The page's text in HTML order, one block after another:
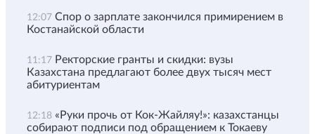
12:07 Спор о зарплате закончился примирением в
Костанайской области
11:17 Ректорские гранты и скидки: вузы
Казахстана предлагают более двух тысяч мест
абитуриентам
12:18 «Руки прочь от Кок-Жайляу!»: казахстанцы
собирают подписи под обращением к Токаеву